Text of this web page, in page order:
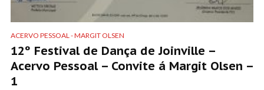
ACERVO PESSOAL - MARGIT OLSEN
12º Festival de Dança de Joinville –
Acervo Pessoal – Convite á Margit Olsen –
1